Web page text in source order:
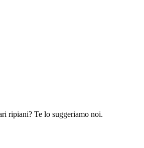
ripiani? Te lo suggeriamo noi.